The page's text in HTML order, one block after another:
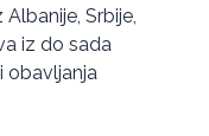
Srbije,
iz do sada
obavljanja